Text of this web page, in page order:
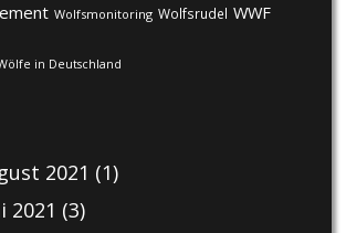
Wolfsmonitoring Wolfsrudel WWF
in Deutschland
2021 (1)
2021 (3)